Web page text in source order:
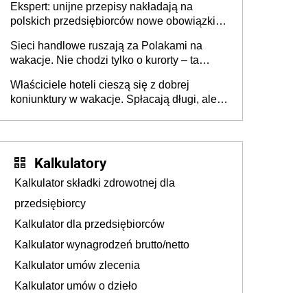
Ekspert: unijne przepisy nakładają na
polskich przedsiębiorców nowe obowiązki w
Sieci handlowe ruszają za Polakami na
wakacje. Nie chodzi tylko o kurorty – ta
tam, gdzie wielu spędzi urlop po cichu
Właściciele hoteli cieszą się z dobrej
koniunktury w wakacje. Spłacają długi, ale
Kalkulatory
Kalkulator składki zdrowotnej dla
przedsiębiorcy
Kalkulator dla przedsiębiorców
Kalkulator wynagrodzeń brutto/netto
Kalkulator umów zlecenia
Kalkulator umów o dzieło